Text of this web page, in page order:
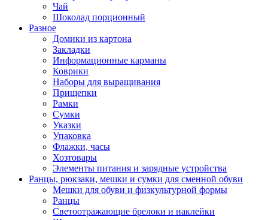
Чай
Шоколад порционный
Разное
Домики из картона
Закладки
Информационные карманы
Коврики
Наборы для выращивания
Прищепки
Рамки
Сумки
Указки
Упаковка
Флажки, часы
Хозтовары
Элементы питания и зарядные устройства
Ранцы, рюкзаки, мешки и сумки для сменной обуви
Мешки для обуви и физкультурной формы
Ранцы
Светоотражающие брелоки и наклейки